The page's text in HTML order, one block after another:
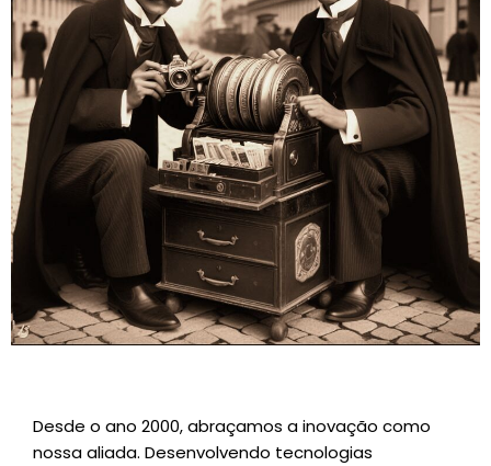
Desde o ano 2000, abraçamos a inovação como
nossa aliada. Desenvolvendo tecnologias